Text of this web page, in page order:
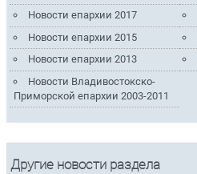
Новости епархии 2017
Новости епархии 2015
Новости епархии 2013
Новости Владивостокско-
Приморской епархии 2003-2011
Другие новости раздела